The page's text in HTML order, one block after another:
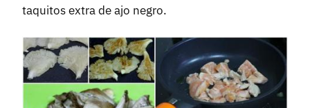
taquitos extra de ajo negro.